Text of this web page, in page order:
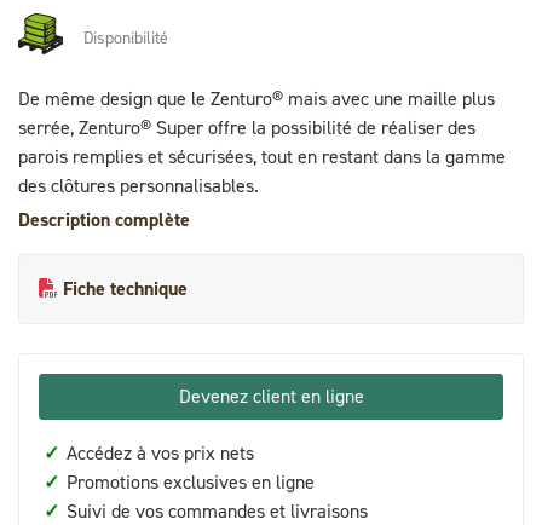
Disponibilité
De même design que le Zenturo® mais avec une maille plus
serrée, Zenturo® Super offre la possibilité de réaliser des
parois remplies et sécurisées, tout en restant dans la gamme
des clôtures personnalisables.
Description complète
Fiche technique
Devenez client en ligne
✓ Accédez à vos prix nets
✓ Promotions exclusives en ligne
✓ Suivi de vos commandes et livraisons